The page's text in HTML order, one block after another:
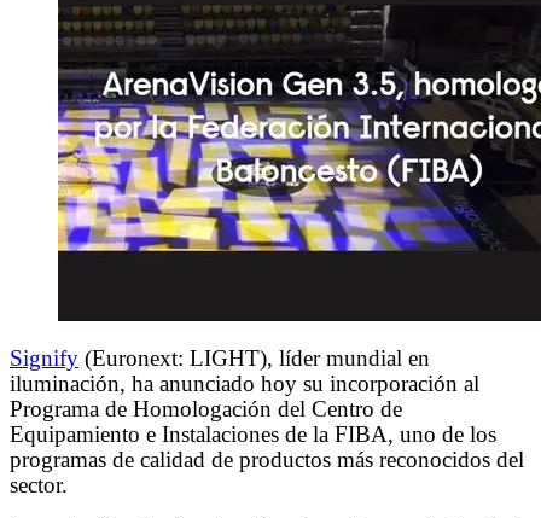
Signify (Euronext: LIGHT), líder mundial en
iluminación, ha anunciado hoy su incorporación al
Programa de Homologación del Centro de
Equipamiento e Instalaciones de la FIBA, uno de los
programas de calidad de productos más reconocidos del
sector.